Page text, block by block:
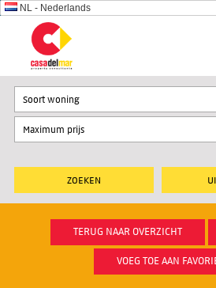
NL - Nederlands
Soort woning
TERUG NAAR OVERZICHT
VOEG TOE AAN